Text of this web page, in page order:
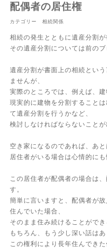
配偶者の居住権
カテゴリー 相続関係
相続の発生とともに遺産分割が
その遺産分割については前の
遺産分割が書面上の相続とい
ませんが、
実際のところでは、例えば、
現実的に建物を分割すること
て遺産分割を行うかなど、
検討しなければならないことが
空き家になるのであれば、あ
居住者がいる場合は心情的に
この居住者が配偶者の場合は
す。
簡単に言いますと、配偶者が
住んでいた場合、
そのまま住み続けることができ
もちろん、もう少し深い話はあ
この権利により長年住んでき